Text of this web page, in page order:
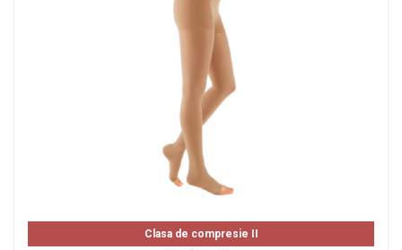
Clasa de compresie II